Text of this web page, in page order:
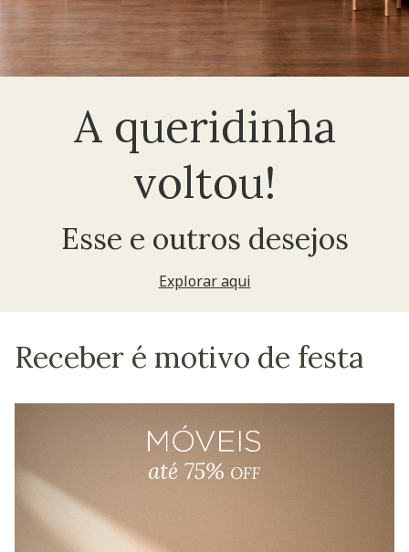
A queridinha
voltou!
Esse e outros desejos
Explorar aqui
Receber é motivo de festa